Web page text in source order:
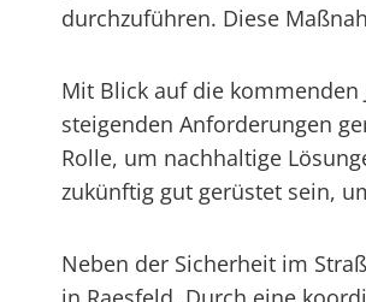
durchzuführen. Diese
Mit Blick auf die
steigenden Anforderungen
Rolle, um nachhaltige
zukünftig gut gerüstet sein,
Neben der Sicherheit im